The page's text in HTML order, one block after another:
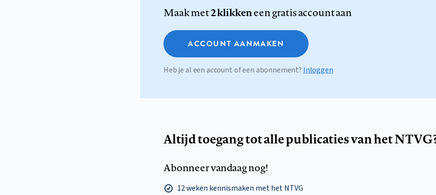
Maak met2 klikkeneen gratis account aan
ACCOUNT AANMAKEN
Heb je al een account of een abonnement? Inloggen
Altijd toegang tot alle publicaties van het
Abonneer vandaag nog!
12 weken kennismaken met het NTVG